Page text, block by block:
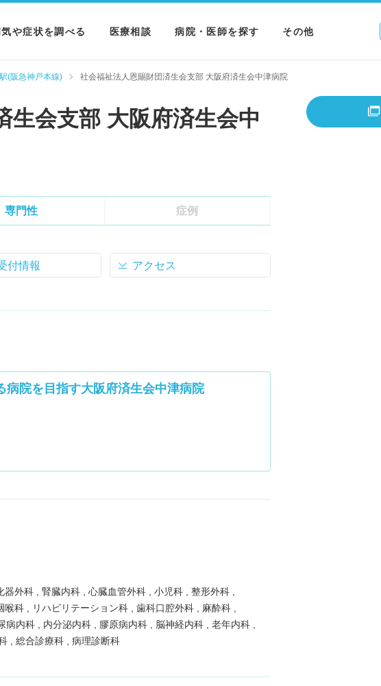
や症状を調べる 医療相談 病院・医師を探す その他
NEWS & JOURNAL
(阪急神戸本線) 社会福祉法人恩賜財団済生会支部 大阪府済生会中津病院
生会支部 大阪府済生会中
専門性 症例
付情報 アクセス
病院を目指す大阪府済生会中津病院
器外科 腎臓内科 心臓血管外科 小児科
整形外科
喉科 リハビリテーション科 歯科口腔外科
麻酔科
病内科 内分泌内科 膠原病内科 脳神経内科
老年内科
総合診療科 病理診断科